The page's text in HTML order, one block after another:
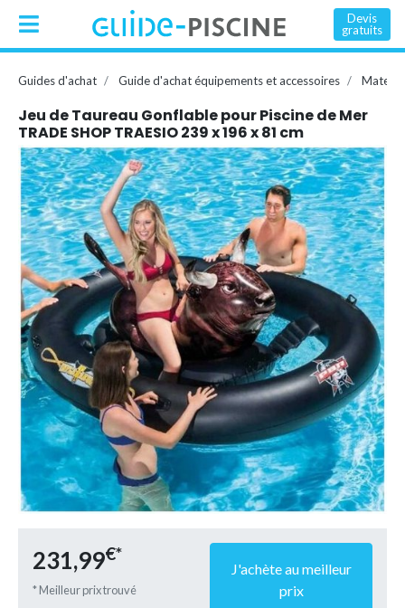
Devis
gratuits
Guides d'achat Guide d'achat équipements et accessoires
Jeu de Taureau Gonflable pour Piscine de Mer
TRADE SHOP TRAESIO 239 x 196 x 81 cm
231,99€*
* Meilleur prix trouvé
J'achète au meilleur
prix